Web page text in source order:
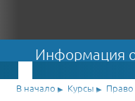
Информация
В начало ▶ Курсы ▶ Право